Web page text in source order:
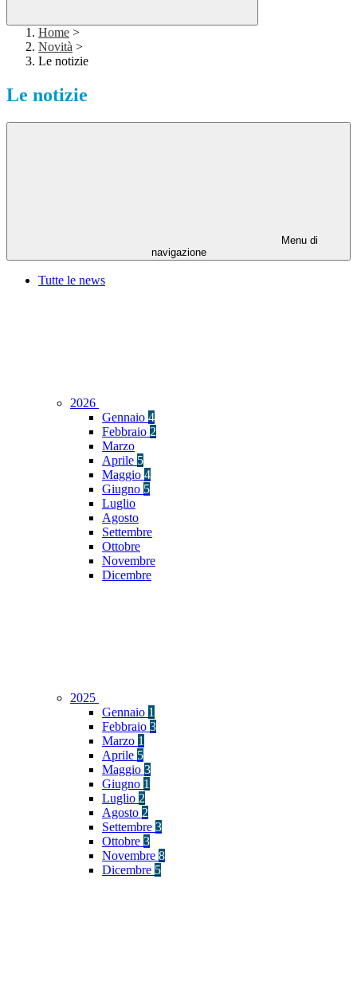
Home >
Novità >
Le notizie
Le notizie
Menu di
navigazione
Tutte le news
2026
Gennaio 4
Febbraio 2
Marzo
Aprile 5
Maggio 4
Giugno 5
Luglio
Agosto
Settembre
Ottobre
Novembre
Dicembre
2025
Gennaio 1
Febbraio 3
Marzo 1
Aprile 5
Maggio 3
Giugno 1
Luglio 2
Agosto 2
Settembre 3
Ottobre 3
Novembre 8
Dicembre 5